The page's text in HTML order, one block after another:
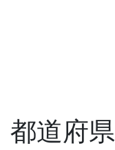
都道府